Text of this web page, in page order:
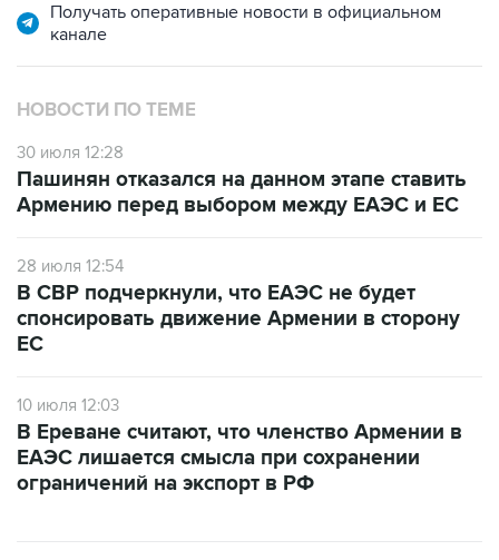
Получать оперативные новости в официальном
канале
НОВОСТИ ПО ТЕМЕ
30 июля 12:28
Пашинян отказался на данном этапе ставить
Армению перед выбором между ЕАЭС и ЕС
28 июля 12:54
В СВР подчеркнули, что ЕАЭС не будет
спонсировать движение Армении в сторону
ЕС
10 июля 12:03
В Ереване считают, что членство Армении в
ЕАЭС лишается смысла при сохранении
ограничений на экспорт в РФ